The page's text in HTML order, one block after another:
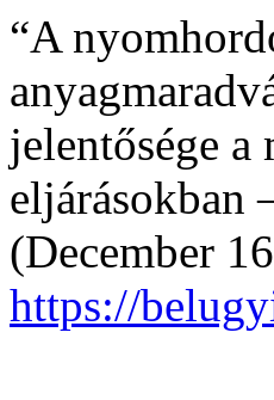
“A
jelentősége a
eljárásokban
(December
https://